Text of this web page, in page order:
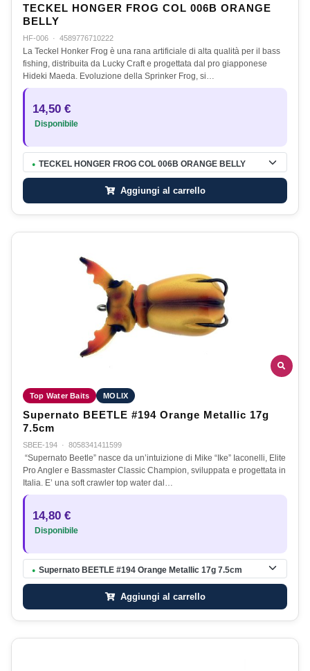
TECKEL HONGER FROG COL 006B ORANGE
BELLY
HF-006 · 4589776710222
La Teckel Honker Frog è una rana artificiale di alta qualità per il bass
fishing, distribuita da Lucky Craft e progettata dal pro giapponese
Hideki Maeda. Evoluzione della Sprinker Frog, si…
14,50 €
Disponibile
● TECKEL HONGER FROG COL 006B ORANGE BELLY
Aggiungi al carrello
Top Water Baits MOLIX
Supernato BEETLE #194 Orange Metallic 17g
7.5cm
SBEE-194 · 8058341411599
“Supernato Beetle” nasce da un’intuizione di Mike “Ike” Iaconelli, Elite
Pro Angler e Bassmaster Classic Champion, sviluppata e progettata in
Italia. E’ una soft crawler top water dal…
14,80 €
Disponibile
● Supernato BEETLE #194 Orange Metallic 17g 7.5cm
Aggiungi al carrello